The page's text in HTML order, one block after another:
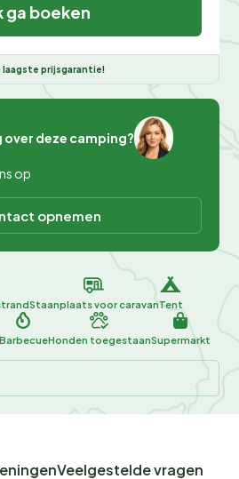
ga boeken
laagste prijsgarantie!
over deze camping?
op
opnemen
Staanplaats voor caravanTent
Honden toegestaanSupermarkt
Veelgestelde vragen